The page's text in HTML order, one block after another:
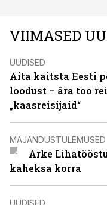
VIIMASED
UUDISED
Aita kaitsta Eesti
loodust – ära too
„kaasreisijaid“
MAJANDUSTULEMUSED
Arke
kaheksa korra
UUDISED